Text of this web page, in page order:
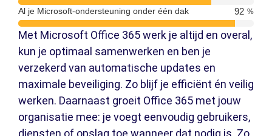
Al je Microsoft-ondersteuning onder één dak 92 %
Met Microsoft Office 365 werk je altijd en overal,
kun je optimaal samenwerken en ben je
verzekerd van automatische updates en
maximale beveiliging. Zo blijf je efficiënt én veilig
werken. Daarnaast groeit Office 365 met jouw
organisatie mee: je voegt eenvoudig gebruikers,